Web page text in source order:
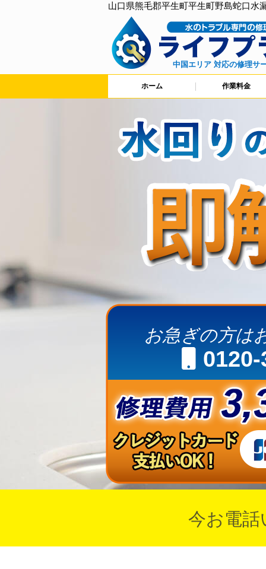
山口県熊毛郡平生町平生町野島蛇口水
中国エリア 対応の修理サ
ホーム 作業料金
お急ぎの方は
今お電